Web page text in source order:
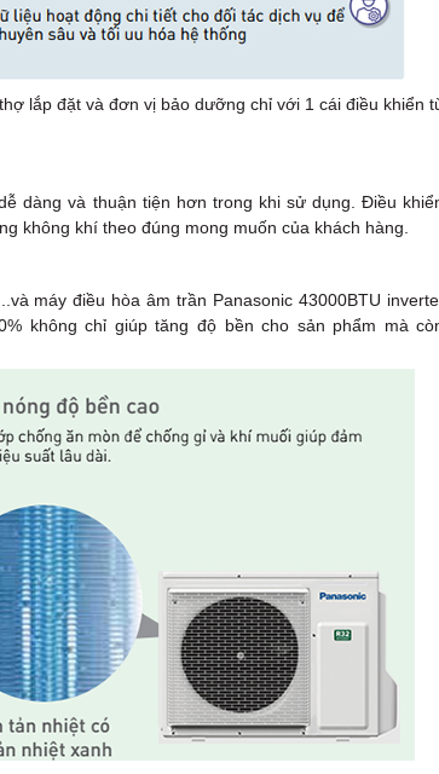
lắp đặt và đơn vị bảo dưỡng chỉ với 1 cái điều khiển
dàng và thuận tiện hơn trong khi sử dụng. Điều
không khí theo đúng mong muốn của khách hàng.
máy điều hòa âm trần Panasonic 43000BTU
không chỉ giúp tăng độ bền cho sản phẩm mà